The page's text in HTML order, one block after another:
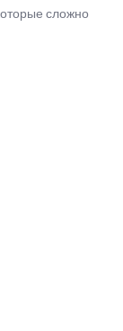
сложно